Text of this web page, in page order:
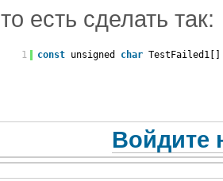
то есть сделать так:
1 const unsigned char TestFailed1[]
Войдите